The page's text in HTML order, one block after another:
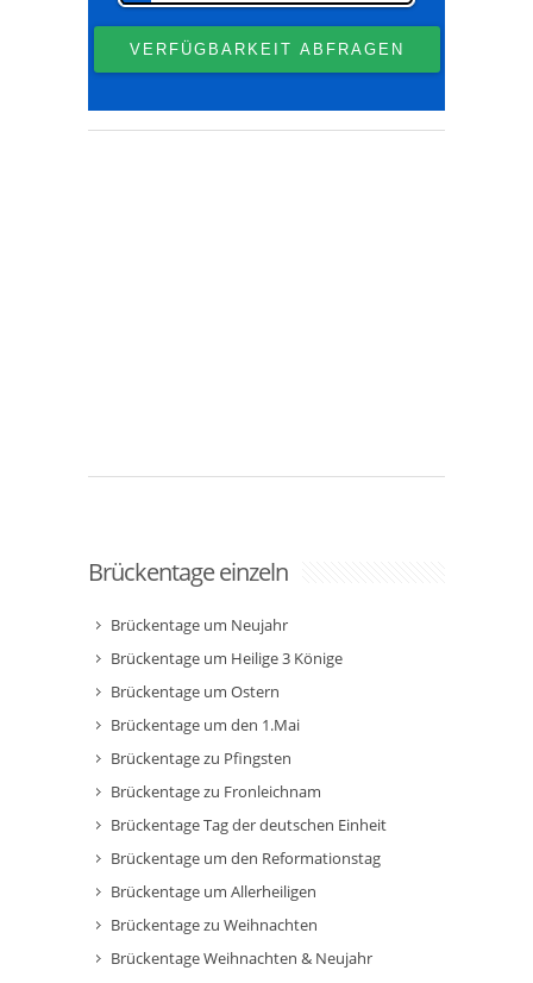
Brückentage einzeln
Brückentage um Neujahr
Brückentage um Heilige 3 Könige
Brückentage um Ostern
Brückentage um den 1.Mai
Brückentage zu Pfingsten
Brückentage zu Fronleichnam
Brückentage Tag der deutschen Einheit
Brückentage um den Reformationstag
Brückentage um Allerheiligen
Brückentage zu Weihnachten
Brückentage Weihnachten & Neujahr